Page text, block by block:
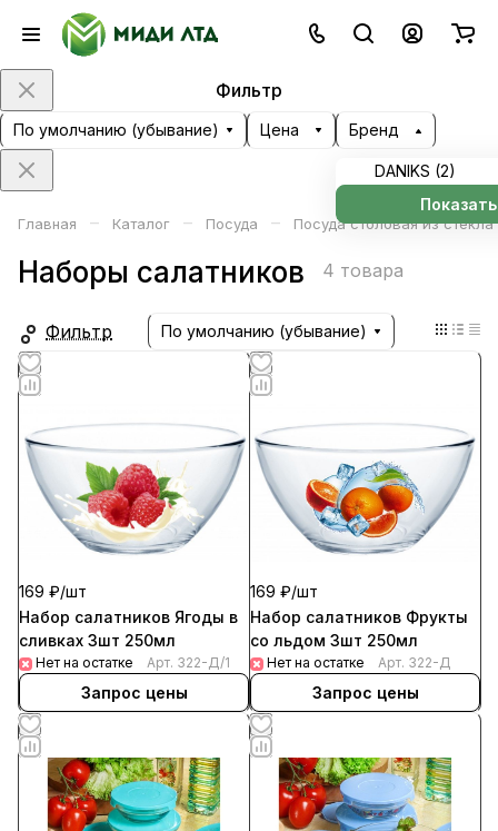
Фильтр
По умолчанию (убывание) Цена Бренд
DANIKS (2)
Показать
Главная – Каталог – Посуда – Посуда столовая из стекла
Наборы салатников 4 товара
Фильтр По умолчанию (убывание)
169 ₽/шт
Набор салатников Ягоды в
сливках 3шт 250мл
Нет на остатке Арт. 322-Д/1
Запрос цены
169 ₽/шт
Набор салатников Фрукты
со льдом 3шт 250мл
Нет на остатке Арт. 322-Д
Запрос цены